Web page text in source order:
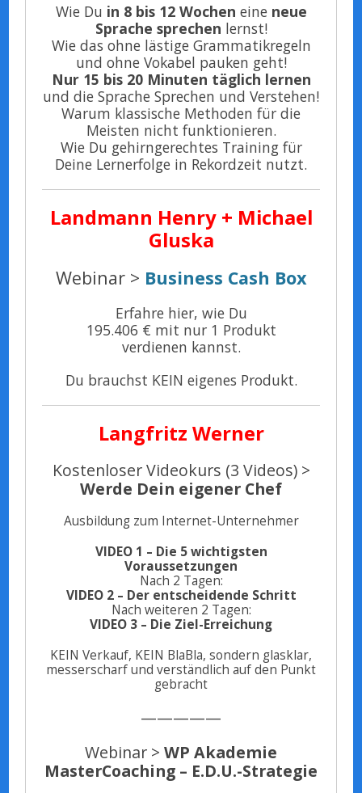
Wie Du in 8 bis 12 Wochen eine neue
Sprache sprechen lernst!
Wie das ohne lästige Grammatikregeln
und ohne Vokabel pauken geht!
Nur 15 bis 20 Minuten täglich lernen
und die Sprache Sprechen und Verstehen!
Warum klassische Methoden für die
Meisten nicht funktionieren.
Wie Du gehirngerechtes Training für
Deine Lernerfolge in Rekordzeit nutzt.
Landmann Henry + Michael
Gluska
Webinar > Business Cash Box
Erfahre hier, wie Du
195.406 € mit nur 1 Produkt
verdienen kannst.
Du brauchst KEIN eigenes Produkt.
Langfritz Werner
Kostenloser Videokurs (3 Videos) >
Werde Dein eigener Chef
Ausbildung zum Internet-Unternehmer
VIDEO 1 – Die 5 wichtigsten
Voraussetzungen
Nach 2 Tagen:
VIDEO 2 – Der entscheidende Schritt
Nach weiteren 2 Tagen:
VIDEO 3 – Die Ziel-Erreichung
KEIN Verkauf, KEIN BlaBla, sondern glasklar,
messerscharf und verständlich auf den Punkt
gebracht
—————
Webinar > WP Akademie
MasterCoaching – E.D.U.-Strategie